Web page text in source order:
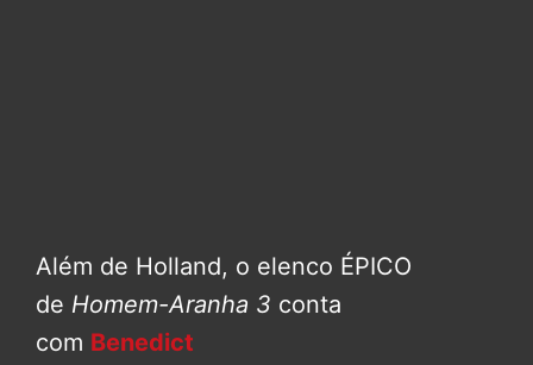
Além de Holland, o elenco ÉPICO
de Homem-Aranha 3 conta
com Benedict